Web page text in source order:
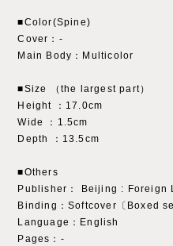
■Color(Spine)
Cover：‐
Main Body：Multicolor
■Size （the largest part）
Height ：17.0cm
Wide ：1.5cm
Depth ：13.5cm
■Others
Publisher： Beijing : Foreign
Binding：Softcover〔Boxed
Language：English
Pages：-